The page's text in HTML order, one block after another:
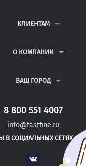
ДИПЛОМНЫЕ РАБОТЫ
РЕФЕРАТЫ
КЛИЕНТАМ
ВОПРОСЫ И ОТВЕТЫ
КОНФИДЕНЦИАЛЬНОСТИ
О КОМПАНИИ
КОНТАКТЫ
ВАШ ГОРОД
САНКТ-ПЕТЕРБУРГ
УДОМЛЯ
ВОЛГОДОНСК
8 800 551 4007
info@fastfine.ru
В СОЦИАЛЬНЫХ СЕТЯХ
Vk